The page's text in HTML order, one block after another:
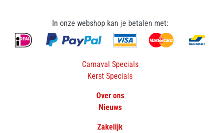
In onze webshop kan je betalen met:
Carnaval Specials
Kerst Specials
Over ons
Nieuws
Zakelijk